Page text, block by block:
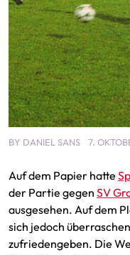
BY DANIEL SANS 7.
Auf dem Papier hatte
der Partie gegen SV
ausgesehen. Auf dem
sich jedoch
zufriedengeben. Die